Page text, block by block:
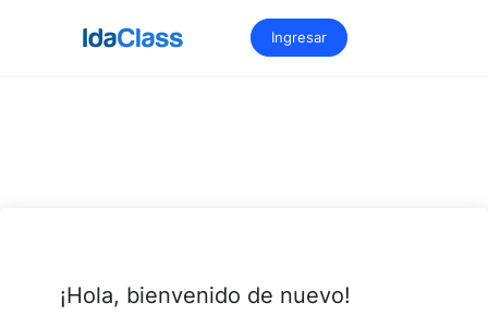
Ingresar
¡Hola, bienvenido de nuevo!